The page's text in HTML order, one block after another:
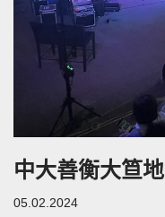
中大善衡大笪地
05.02.2024